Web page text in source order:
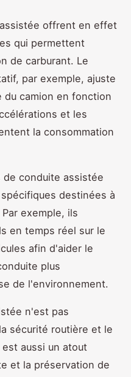
offrent en effet
qui permettent
de carburant. Le
par exemple, ajuste
du camion en fonction
et les
la consommation
conduite assistée
destinées à
exemple, ils
en temps réel sur le
afin d'aider le
plus
de l'environnement.
n'est pas
sécurité routière et le
aussi un atout
et la préservation de